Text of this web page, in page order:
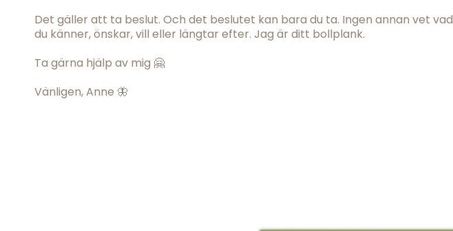
Det gäller att ta beslut. Och det beslutet kan bara du ta. Ingen annan vet vad
du känner, önskar, vill eller längtar efter. Jag är ditt bollplank.
Ta gärna hjälp av mig 🤗
Vänligen, Anne 🦋